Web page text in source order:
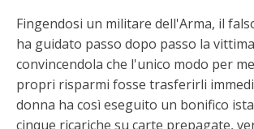
Fingendosi un militare dell'Arma, il
ha guidato passo dopo passo la
convincendola che l'unico modo per
propri risparmi fosse trasferirli
donna ha così eseguito un bonifico
cinque ricariche su carte prepagate,